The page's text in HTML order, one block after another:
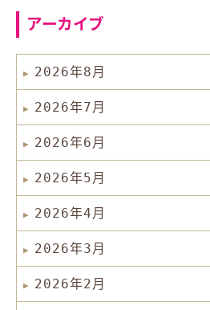
アーカイブ
2026年8月
2026年7月
2026年6月
2026年5月
2026年4月
2026年3月
2026年2月